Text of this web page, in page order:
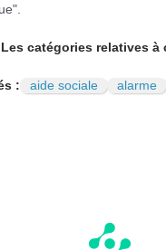
Les catégories relatives à
: aide sociale alarme